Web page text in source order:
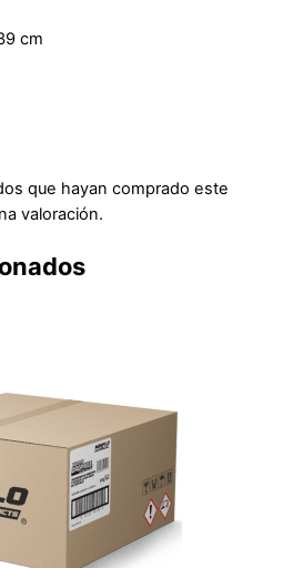
cm
que hayan comprado este
valoración.